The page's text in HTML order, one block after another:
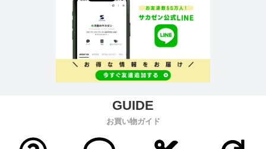
お買い物ガイド